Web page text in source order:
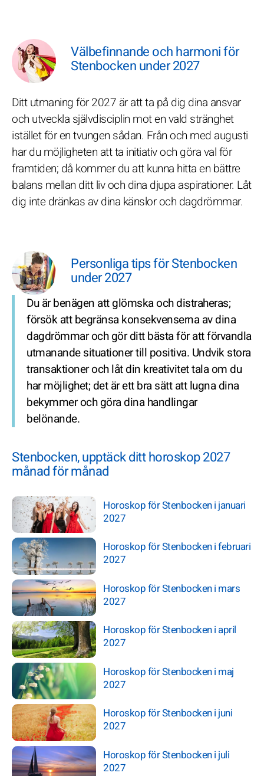
Välbefinnande och harmoni för
Stenbocken under 2027
Ditt utmaning för 2027 är att ta på dig dina ansvar
och utveckla självdisciplin mot en vald stränghet
istället för en tvungen sådan. Från och med augusti
har du möjligheten att ta initiativ och göra val för
framtiden; då kommer du att kunna hitta en bättre
balans mellan ditt liv och dina djupa aspirationer. Låt
dig inte dränkas av dina känslor och dagdrömmar.
Personliga tips för Stenbocken
under 2027
Du är benägen att glömska och distraheras;
försök att begränsa konsekvenserna av dina
dagdrömmar och gör ditt bästa för att förvandla
utmanande situationer till positiva. Undvik stora
transaktioner och låt din kreativitet tala om du
har möjlighet; det är ett bra sätt att lugna dina
bekymmer och göra dina handlingar
belönande.
Stenbocken, upptäck ditt horoskop 2027
månad för månad
Horoskop för Stenbocken i januari
2027
Horoskop för Stenbocken i februari
2027
Horoskop för Stenbocken i mars
2027
Horoskop för Stenbocken i april
2027
Horoskop för Stenbocken i maj
2027
Horoskop för Stenbocken i juni
2027
Horoskop för Stenbocken i juli
2027